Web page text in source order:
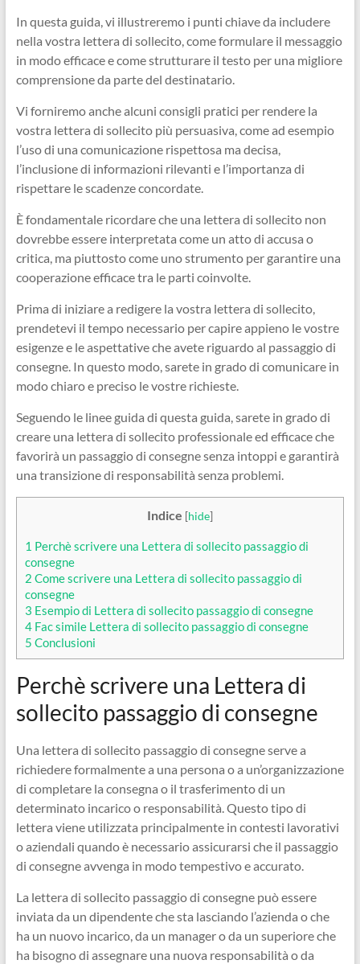
In questa guida, vi illustreremo i punti chiave da includere
nella vostra lettera di sollecito, come formulare il messaggio
in modo efficace e come strutturare il testo per una migliore
comprensione da parte del destinatario.
Vi forniremo anche alcuni consigli pratici per rendere la
vostra lettera di sollecito più persuasiva, come ad esempio
l’uso di una comunicazione rispettosa ma decisa,
l’inclusione di informazioni rilevanti e l’importanza di
rispettare le scadenze concordate.
È fondamentale ricordare che una lettera di sollecito non
dovrebbe essere interpretata come un atto di accusa o
critica, ma piuttosto come uno strumento per garantire una
cooperazione efficace tra le parti coinvolte.
Prima di iniziare a redigere la vostra lettera di sollecito,
prendetevi il tempo necessario per capire appieno le vostre
esigenze e le aspettative che avete riguardo al passaggio di
consegne. In questo modo, sarete in grado di comunicare in
modo chiaro e preciso le vostre richieste.
Seguendo le linee guida di questa guida, sarete in grado di
creare una lettera di sollecito professionale ed efficace che
favorirà un passaggio di consegne senza intoppi e garantirà
una transizione di responsabilità senza problemi.
Indice [hide]
1 Perchè scrivere una Lettera di sollecito passaggio di
consegne
2 Come scrivere una Lettera di sollecito passaggio di
consegne
3 Esempio di Lettera di sollecito passaggio di consegne
4Fac simile Lettera di sollecito passaggio di consegne
5 Conclusioni
Perchè scrivere una Lettera di
sollecito passaggio di consegne
Una lettera di sollecito passaggio di consegne serve a
richiedere formalmente a una persona o a un’organizzazione
di completare la consegna o il trasferimento di un
determinato incarico o responsabilità. Questo tipo di
lettera viene utilizzata principalmente in contesti lavorativi
o aziendali quando è necessario assicurarsi che il passaggio
di consegne avvenga in modo tempestivo e accurato.
La lettera di sollecito passaggio di consegne può essere
inviata da un dipendente che sta lasciando l’azienda o che
ha un nuovo incarico, da un manager o da un superiore che
ha bisogno di assegnare una nuova responsabilità o da